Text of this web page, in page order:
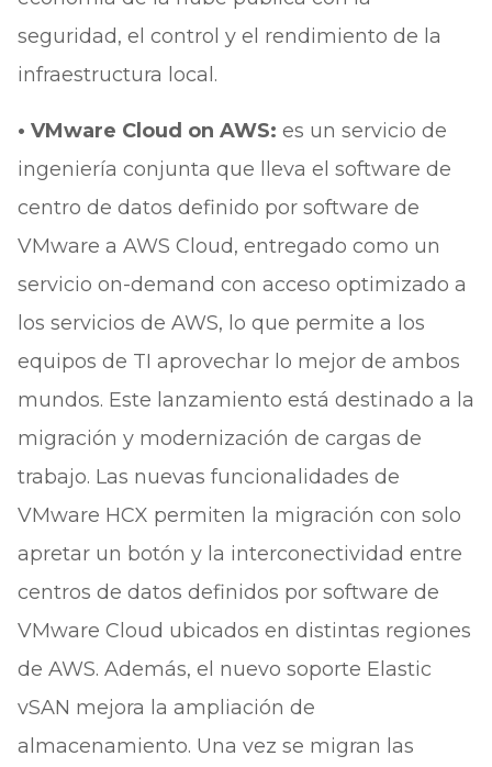
seguridad, el control y el rendimiento de la
infraestructura local.
• VMware Cloud on AWS: es un servicio de
ingeniería conjunta que lleva el software de
centro de datos definido por software de
VMware a AWS Cloud, entregado como un
servicio on-demand con acceso optimizado a
los servicios de AWS, lo que permite a los
equipos de TI aprovechar lo mejor de ambos
mundos. Este lanzamiento está destinado a la
migración y modernización de cargas de
trabajo. Las nuevas funcionalidades de
VMware HCX permiten la migración con solo
apretar un botón y la interconectividad entre
centros de datos definidos por software de
VMware Cloud ubicados en distintas regiones
de AWS. Además, el nuevo soporte Elastic
vSAN mejora la ampliación de
almacenamiento. Una vez se migran las